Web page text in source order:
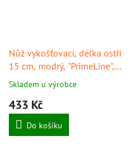
Nůž vykošťovací, délka ostří
15 cm, modrý, "PrimeLine",
GIESSER
Skladem u výrobce
433 Kč
Do košíku